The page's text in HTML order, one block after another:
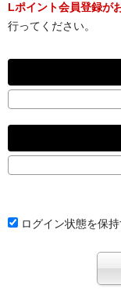
Lポイント会員登録が
行ってください。
ログイン状態を保持